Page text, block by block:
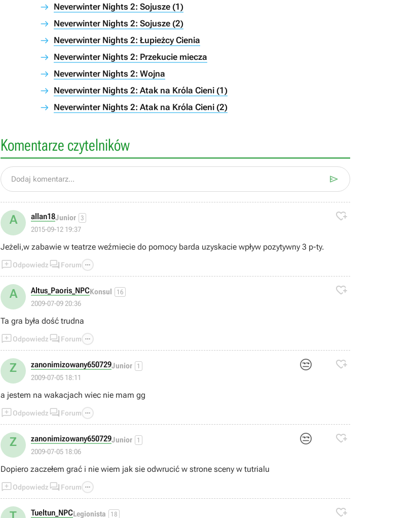
Neverwinter Nights 2: Sojusze (1)
Neverwinter Nights 2: Sojusze (2)
Neverwinter Nights 2: Łupieżcy Cienia
Neverwinter Nights 2: Przekucie miecza
Neverwinter Nights 2: Wojna
Neverwinter Nights 2: Atak na Króla Cieni (1)
Neverwinter Nights 2: Atak na Króla Cieni (2)
Komentarze czytelników
Dodaj komentarz... 
A allan18Junior 3
2015-09-12 19:37

Jeżeli,w zabawie w teatrze weźmiecie do pomocy barda uzyskacie wpływ pozytywny 3 p-ty.
Odpowiedz  Forum 
A Altus_Paoris_NPCKonsul 16
2009-07-09 20:36

Ta gra była dość trudna
Odpowiedz  Forum 
Z 😒
zanonimizowany650729Junior 1
2009-07-05 18:11

a jestem na wakacjach wiec nie mam gg
Odpowiedz  Forum 
Z 😒
zanonimizowany650729Junior 1
2009-07-05 18:06

Dopiero zaczełem grać i nie wiem jak sie odwrucić w strone sceny w tutrialu
Odpowiedz  Forum 
Tueltun_NPCLegionista 18 